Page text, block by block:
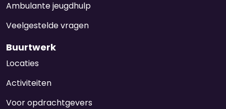
Ambulante jeugdhulp
Veelgestelde vragen
Buurtwerk
Locaties
Activiteiten
Voor opdrachtgevers